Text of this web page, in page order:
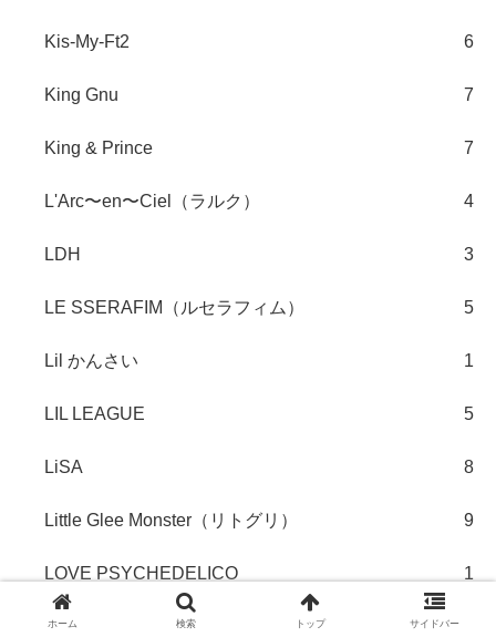
Kis-My-Ft2 6
King Gnu 7
King & Prince 7
L'Arc〜en〜Ciel（ラルク） 4
LDH 3
LE SSERAFIM（ルセラフィム） 5
Lil かんさい 1
LIL LEAGUE 5
LiSA 8
Little Glee Monster（リトグリ） 9
LOVE PSYCHEDELICO 1
MAROON5（マルーン５）
ホーム 検索 トップ サイドバー